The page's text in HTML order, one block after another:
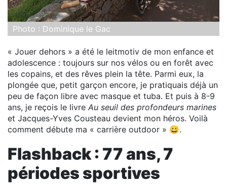
Photo : Dominique le Gac
« Jouer dehors » a été le leitmotiv de mon enfance et
adolescence : toujours sur nos vélos ou en forêt avec
les copains, et des rêves plein la tête. Parmi eux, la
plongée que, petit garçon encore, je pratiquais déjà un
peu de façon libre avec masque et tuba. Et puis à 8-9
ans, je reçois le livre Au seuil des profondeurs marines
et Jacques-Yves Cousteau devient mon héros. Voilà
comment débute ma « carrière outdoor » 😀.
Flashback : 77 ans, 7
périodes sportives